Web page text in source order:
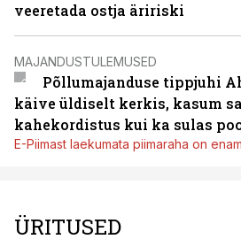
veeretada ostja äririski
MAJANDUSTULEMUSED
Põllumajanduse tippjuhi
käive üldiselt kerkis, kasum
kahekordistus kui ka sulas
E-Piimast laekumata piimaraha on
ÜRITUSED